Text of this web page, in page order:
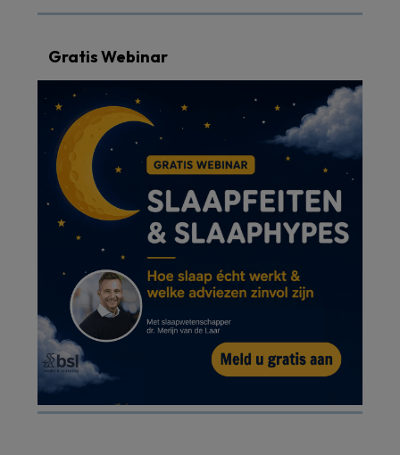
Gratis Webinar